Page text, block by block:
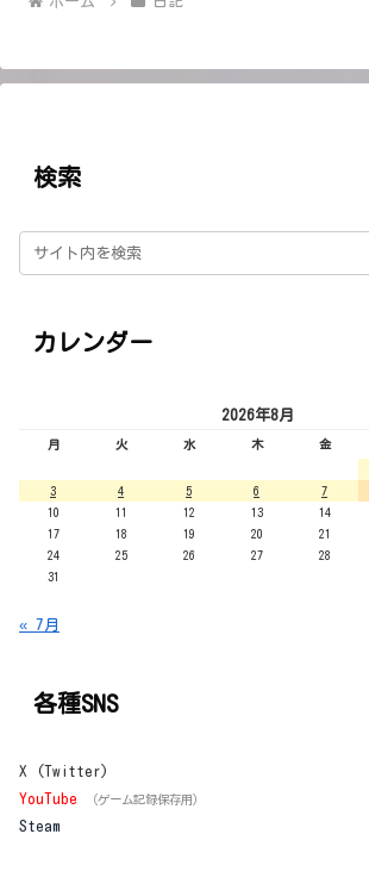
検索
カレンダー
2026年8月
月 火 水 木 金
3
4 5 6 7
10
11 12 13 14
17
18 19 20 21
24
25 26 27 28
31
« 7月
各種SNS
X (Twitter)
YouTube
（ゲーム記録保存用）
Steam